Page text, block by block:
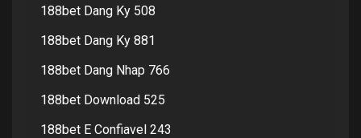
188bet Dang Ky 508
188bet Dang Ky 881
188bet Dang Nhap 766
188bet Download 525
188bet E Confiavel 243